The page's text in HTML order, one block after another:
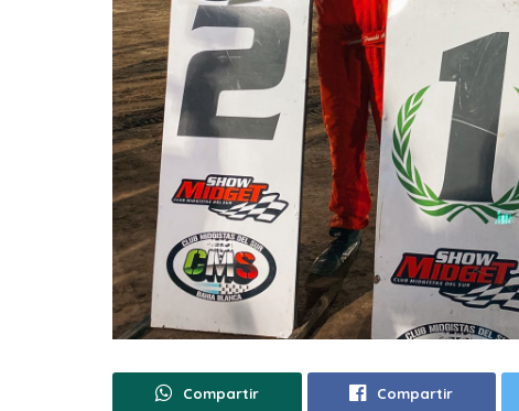
Compartir Compartir